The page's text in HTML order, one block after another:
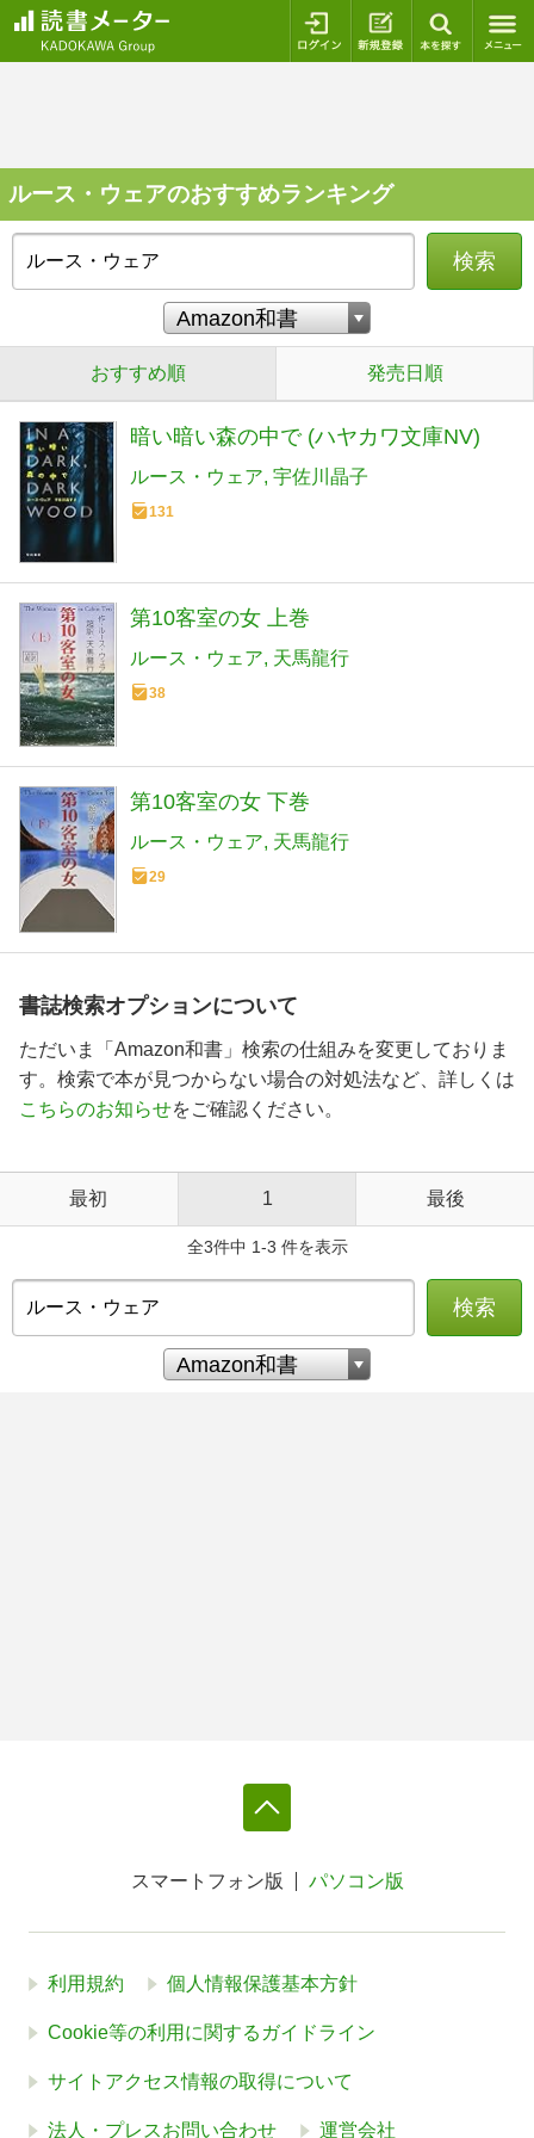
ログイン 新規登録
ルース・ウェアのおすすめランキング
検索
おすすめ順 発売日順
暗い暗い森の中で (ハヤカワ文庫NV)
ルース・ウェア 宇佐川晶子
131
第10客室の女 上巻
ルース・ウェア 天馬龍行
38
第10客室の女 下巻
ルース・ウェア 天馬龍行
29
書誌検索オプションについて
ただいま「Amazon和書」検索の仕組みを変更しておりま
す。検索で本が見つからない場合の対処法など、詳しくは
こちらのお知らせをご確認ください。
最初 1 最後
全3件中 1-3 件を表示
検索
スマートフォン版 パソコン版
利用規約 個人情報保護基本方針
Cookie等の利用に関するガイドライン
サイトアクセス情報の取得について
法人・プレスお問い合わせ 運営会社